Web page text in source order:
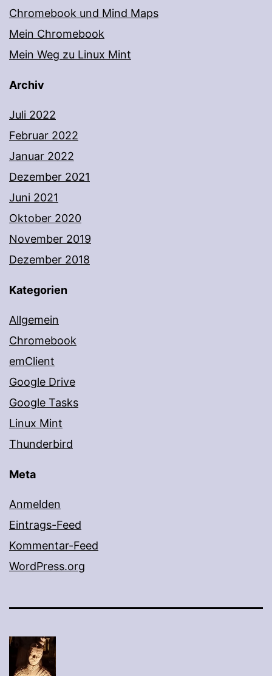
Chromebook und Mind Maps
Mein Chromebook
Mein Weg zu Linux Mint
Archiv
Juli 2022
Februar 2022
Januar 2022
Dezember 2021
Juni 2021
Oktober 2020
November 2019
Dezember 2018
Kategorien
Allgemein
Chromebook
emClient
Google Drive
Google Tasks
Linux Mint
Thunderbird
Meta
Anmelden
Eintrags-Feed
Kommentar-Feed
WordPress.org